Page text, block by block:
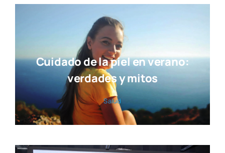
Cuidado de la piel en verano:
verdades y mitos
Salud